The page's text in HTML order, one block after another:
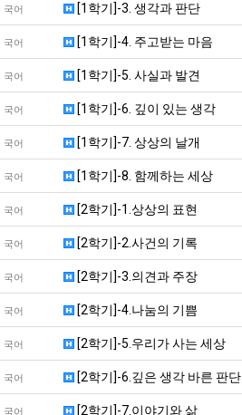
국어 [1학기]-3. 생각과 판단
국어 [1학기]-4. 주고받는 마음
국어 [1학기]-5. 사실과 발견
국어 [1학기]-6. 깊이 있는 생각
국어 [1학기]-7. 상상의 날개
국어 [1학기]-8. 함께하는 세상
국어 [2학기]-1.상상의 표현
국어 [2학기]-2.사건의 기록
국어 [2학기]-3.의견과 주장
국어 [2학기]-4.나눔의 기쁨
국어 [2학기]-5.우리가 사는 세상
국어 [2학기]-6.깊은 생각 바른 판단
국어 [2학기]-7.이야기와 삶